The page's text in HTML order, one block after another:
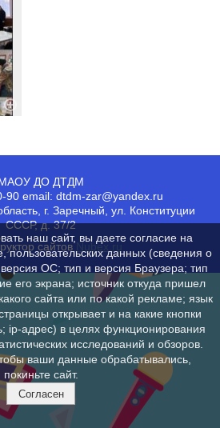
ДО ДТДМ
90 email: dtdm-zar@yandex.ru
г. Заречный, ул. Конституции
СССР, д. 37/2
сайтов Nubex.ru
наш сайт, вы даете согласие на
пользовательских данных (сведения о
ОС; тип и версия Браузера; тип
его экрана; источник откуда пришел
сайта или по какой рекламе; язык
открывает и на какие кнопки
ip-адрес) в целях функционирования
исследований и обзоров.
ваши данные обрабатывались,
покиньте сайт.
Согласен